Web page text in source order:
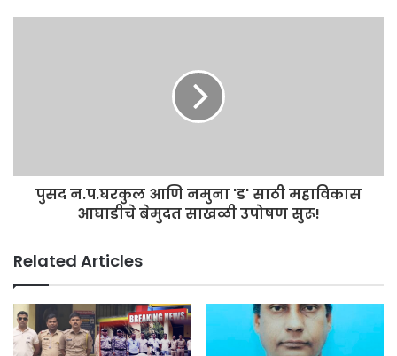
पुसद न.प.घरकुल आणि नमुना 'ड' साठी महाविकास
आघाडीचे बेमुदत साखळी उपोषण सुरू!
Related Articles